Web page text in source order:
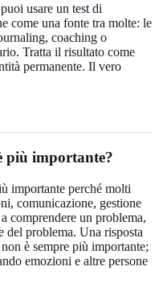
usare un test di
come una fonte tra molte: le
coaching o
Tratta il risultato come
permanente. Il vero
più importante?
importante perché molti
comunicazione, gestione
comprendere un problema,
del problema. Una risposta
è sempre più importante;
emozioni e altre persone